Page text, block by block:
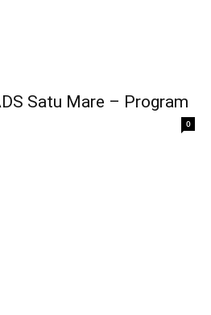
Satu Mare – Program
0